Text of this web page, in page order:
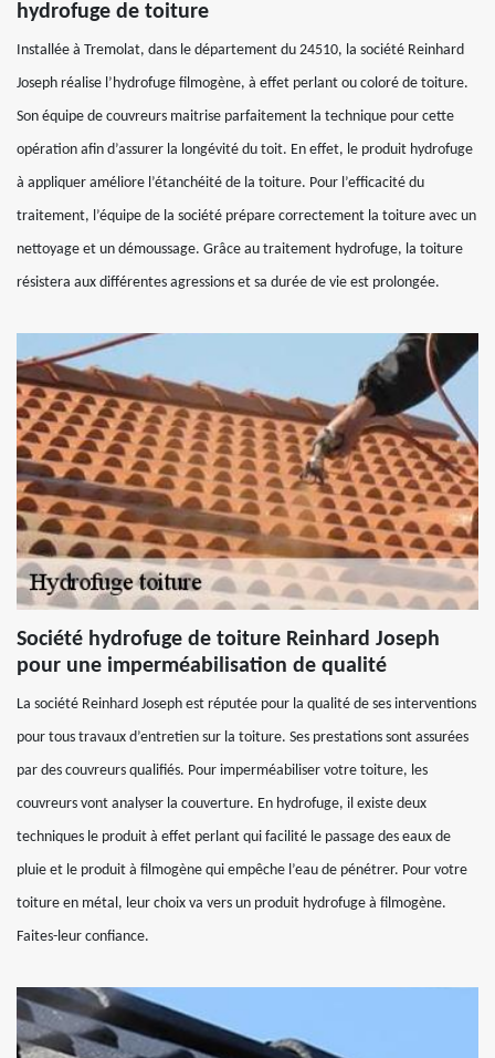
hydrofuge de toiture
Installée à Tremolat, dans le département du 24510, la société Reinhard
Joseph réalise l’hydrofuge filmogène, à effet perlant ou coloré de toiture.
Son équipe de couvreurs maitrise parfaitement la technique pour cette
opération afin d’assurer la longévité du toit. En effet, le produit hydrofuge
à appliquer améliore l’étanchéité de la toiture. Pour l’efficacité du
traitement, l’équipe de la société prépare correctement la toiture avec un
nettoyage et un démoussage. Grâce au traitement hydrofuge, la toiture
résistera aux différentes agressions et sa durée de vie est prolongée.
Société hydrofuge de toiture Reinhard Joseph
pour une imperméabilisation de qualité
La société Reinhard Joseph est réputée pour la qualité de ses interventions
pour tous travaux d’entretien sur la toiture. Ses prestations sont assurées
par des couvreurs qualifiés. Pour imperméabiliser votre toiture, les
couvreurs vont analyser la couverture. En hydrofuge, il existe deux
techniques le produit à effet perlant qui facilité le passage des eaux de
pluie et le produit à filmogène qui empêche l’eau de pénétrer. Pour votre
toiture en métal, leur choix va vers un produit hydrofuge à filmogène.
Faites-leur confiance.